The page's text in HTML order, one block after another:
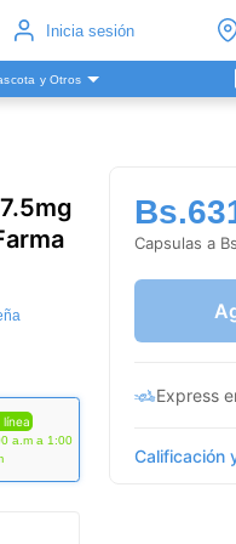
Inicia sesión
y Otros
línea
a.m a 1:00
Capsulas a
Express
Calificación